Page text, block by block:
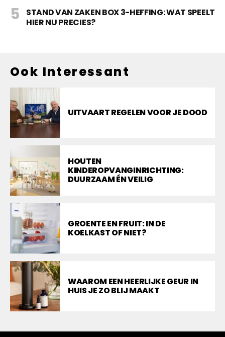
STAND VAN ZAKEN BOX 3-HEFFING: WAT SPEELT
HIER NU PRECIES?
Ook Interessant
UITVAART REGELEN VOOR JE DOOD
HOUTEN
KINDEROPVANGINRICHTING:
DUURZAAM ÉN VEILIG
GROENTE EN FRUIT: IN DE
KOELKAST OF NIET?
WAAROM EEN HEERLIJKE GEUR IN
HUIS JE ZO BLIJ MAAKT